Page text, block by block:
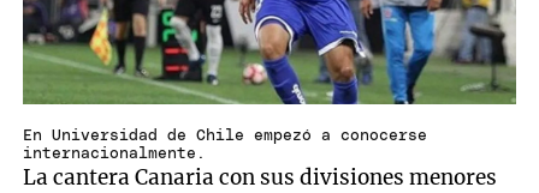
En Universidad de Chile empezó a conocerse
internacionalmente.
La cantera Canaria con sus divisiones menores